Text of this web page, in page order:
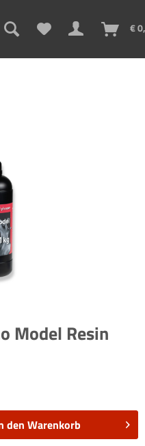
€
Model Resin
den Warenkorb